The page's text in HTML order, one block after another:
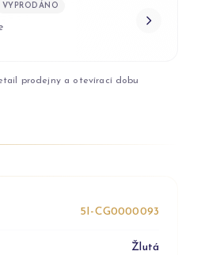
VYPRODÁNO
prodejny a otevírací dobu
5I-CG0000093
Žlutá